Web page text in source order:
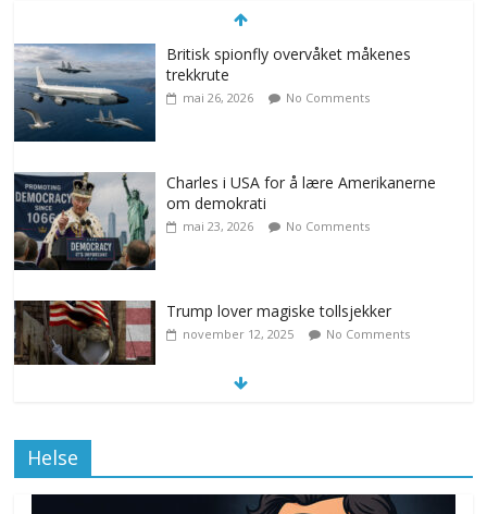
Britisk spionfly overvåket måkenes
mai 26, 2026 No Comments
mai 23, 2026 No Comments
Helse